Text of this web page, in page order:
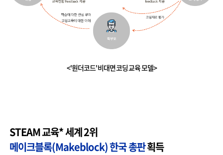
<'원더코드' 비대면 코딩 교육 모델>
STEAM 교육* 세계 2위
메이크블록(Makeblock) 한국 총판획득